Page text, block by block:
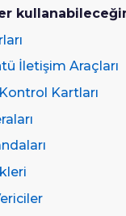
İletişim Araçları
Kartları